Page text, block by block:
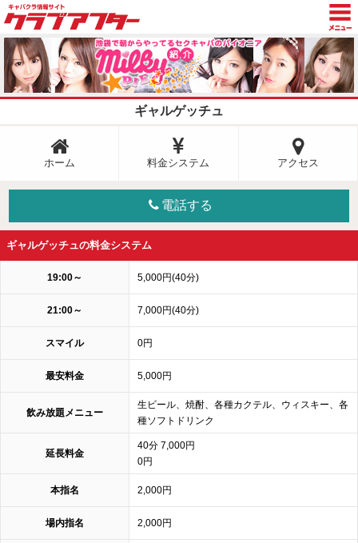
TOP
トピックス
グラビア
新着情報
店舗検索
ギャルゲッチュ
ホーム 料金システム アクセス
電話する
ギャルゲッチュの料金システム
19:00～ 5,000円(40分)
21:00～ 7,000円(40分)
スマイル 0円
最安料金 5,000円
飲み放題メニュー
生ビール、焼酎、各種カクテル、ウィスキー、各
種ソフトドリンク
延長料金
40分 7,000円
0円
本指名 2,000円
場内指名 2,000円